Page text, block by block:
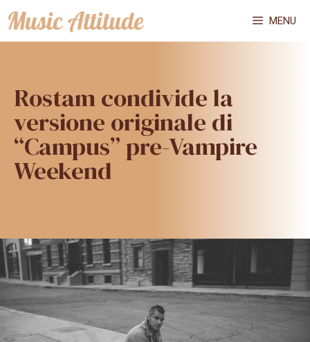
Vai
al
MENU
Rostam condivide la
versione originale di
“Campus” pre-Vampire
Weekend